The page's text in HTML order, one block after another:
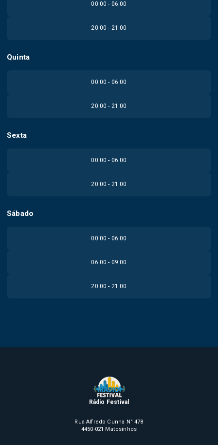
00:00 - 06:00
20:00 - 21:00
Quinta
00:00 - 06:00
20:00 - 21:00
Sexta
00:00 - 06:00
20:00 - 21:00
Sábado
00:00 - 06:00
06:00 - 09:00
20:00 - 21:00
Rádio Festival
Rua Alfredo Cunha N° 478
4450-021 Matosinhos